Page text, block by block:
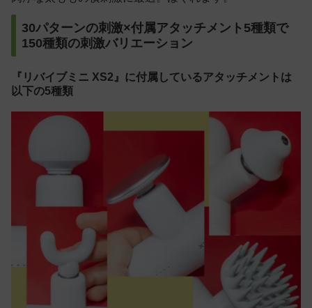
30パターンの刺激×付属アタッチメント5種類で
150種類の刺激バリエーション
『リバイブミニ XS2』に付属しているアタッチメントは
以下の5種類